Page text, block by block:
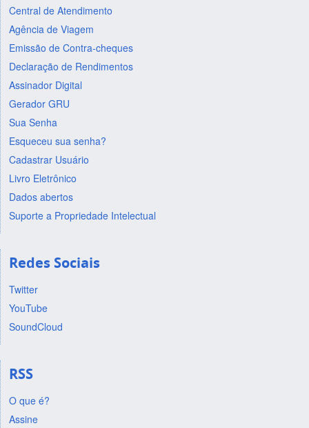
Central de Atendimento
Agência de Viagem
Emissão de Contra-cheques
Declaração de Rendimentos
Assinador Digital
Gerador GRU
Sua Senha
Esqueceu sua senha?
Cadastrar Usuário
Livro Eletrônico
Dados abertos
Suporte a Propriedade Intelectual
Redes Sociais
Twitter
YouTube
SoundCloud
RSS
O que é?
Assine